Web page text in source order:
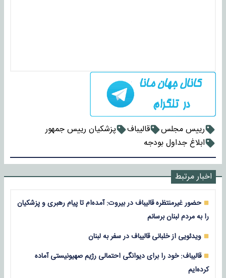
رییس مجلس قالیباف
پزشکیان رییس جمهور
ابلاغ جداول بودجه
اخبار مرتبط
حضور غیرمنتظره قالیباف در بیروت: آمده‌ام تا پیام رهبری و پزشکیان
را به مردم لبنان برسانم
ویدئویی از خلبانی قالیباف در سفر به لبنان
قالیباف: خود را برای دیوانگی احتمالی رژیم صهیونیستی آماده
کرده‌ایم